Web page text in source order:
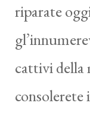
riparate
cattivi della